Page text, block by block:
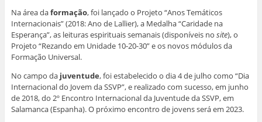
Na área daformação, foi lançado o Projeto “Anos Temáticos
Internacionais” (2018: Ano de Lallier), a Medalha “Caridade na
Esperança”, as leituras espirituais semanais (disponíveis no site), o
Projeto “Rezando em Unidade 10-20-30” e os novos módulos da
Formação Universal.
No campo da juventude, foi estabelecido o dia 4 de julho como “Dia
Internacional do Jovem da SSVP”, e realizado com sucesso, em junho
de 2018, do 2º Encontro Internacional da Juventude da SSVP, em
Salamanca (Espanha). O próximo encontro de jovens será em 2023.